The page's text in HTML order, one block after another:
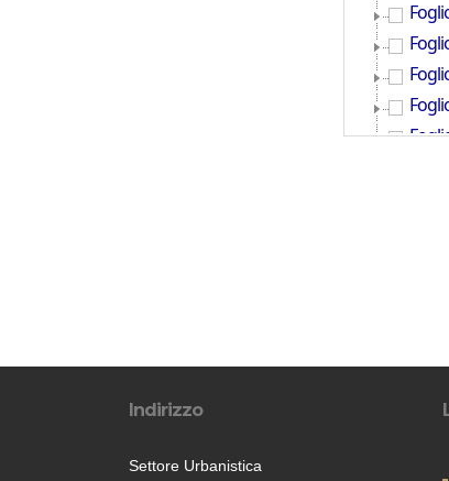
Indirizzo
Settore Urbanistica